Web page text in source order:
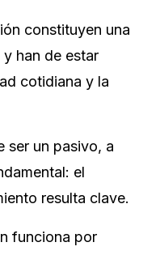
constituyen una
han de estar
cotidiana y la
ser un pasivo, a
el
resulta clave.
funciona por